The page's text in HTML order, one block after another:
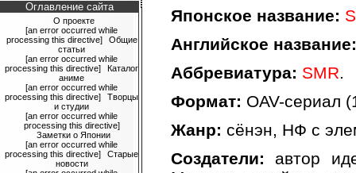
Оглавление сайта
О проекте
[an error occurred while
processing this directive]
Общие
статьи
[an error occurred while
processing this directive]
Каталог
аниме
[an error occurred while
processing this directive]
Творцы
и студии
[an error occurred while
processing this directive]
Заметки о Японии
[an error occurred while
processing this directive]
Старые
новости
Японское название:
Английское название:
Аббревиатура: SMR.
Формат: OAV-сериал
Жанр: сёнэн, НФ с
Создатели: автор